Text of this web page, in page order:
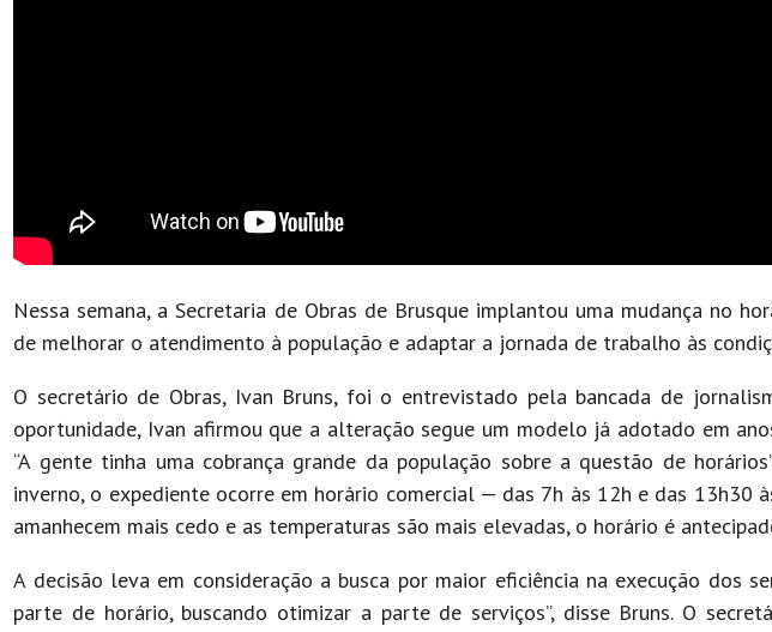
Nessa semana, a Secretaria de Obras de Brusque implantou uma mudança no
de melhorar o atendimento à população e adaptar a jornada de trabalho às
O secretário de Obras, Ivan Bruns, foi o entrevistado pela bancada de
oportunidade, Ivan afirmou que a alteração segue um modelo já adotado em
“A gente tinha uma cobrança grande da população sobre a questão de
inverno, o expediente ocorre em horário comercial — das 7h às 12h e das 13h30
amanhecem mais cedo e as temperaturas são mais elevadas, o horário é
A decisão leva em consideração a busca por maior eficiência na execução dos
parte de horário, buscando otimizar a parte de serviços”, disse Bruns. O